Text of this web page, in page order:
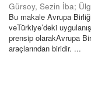
Gürsoy, Sezin İba;
Bu makale Avrupa
veTürkiye’deki
prensip olarakAvrupa
araçlarından biridir. ...